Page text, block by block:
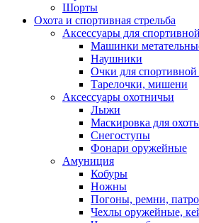
Шорты
Охота и спортивная стрельба
Аксессуары для
Машинки
Наушники
Очки для спортивной
Тарелочки, мишени
Аксессуары охотничьи
Лыжи
Маскировка для
Снегоступы
Фонари оружейные
Амуниция
Кобуры
Ножны
Погоны, ремни,
Чехлы оружейные,